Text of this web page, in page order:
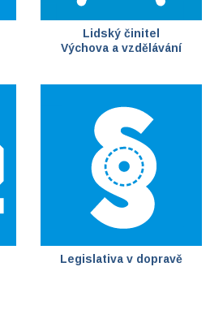
Lidský činitel
Výchova a vzdělávání
Legislativa v dopravě